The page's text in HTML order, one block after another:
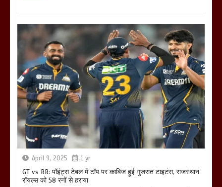
April 9, 2025 1 yr
GT vs RR: पॉइंट्स टेबल में टॉप पर काबिज हुई गुजरात टाइटंस, राजस्थान
रॉयल्स को 58 रनों से हराया